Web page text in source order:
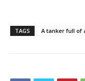
TAGS A tanker full of